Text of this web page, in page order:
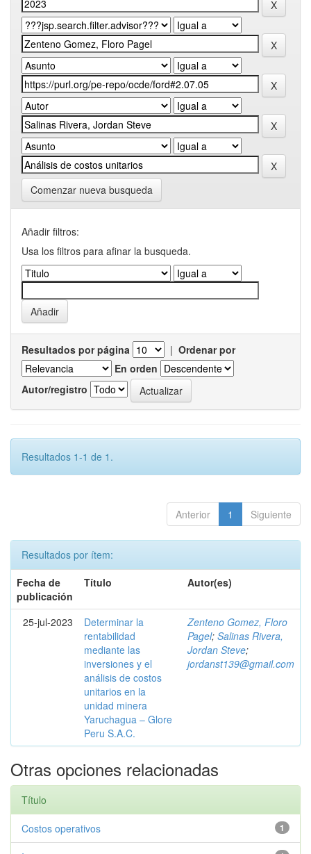
Comenzar nueva busqueda
Añadir filtros:
Usa los filtros para afinar la busqueda.
Resultados por página | Ordenar por
En orden
Autor/registro
Resultados 1-1 de 1.
Anterior 1 Siguiente
Resultados por ítem:
Fecha de
publicación
Título Autor(es)
25-jul-2023
Determinar la
rentabilidad
mediante las
inversiones y el
análisis de costos
unitarios en la
unidad minera
Yaruchagua – Glore
Peru S.A.C.
Zenteno Gomez, Floro
Pagel; Salinas Rivera,
Jordan Steve;
jordanst139@gmail.com
Otras opciones relacionadas
Título
1
Costos operativos